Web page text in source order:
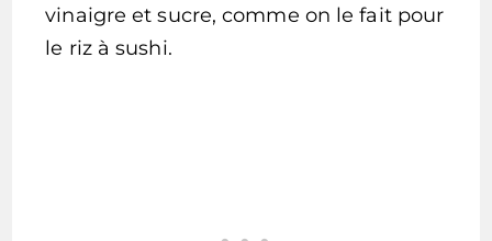
vinaigre et sucre, comme on le fait pour
le riz à sushi.